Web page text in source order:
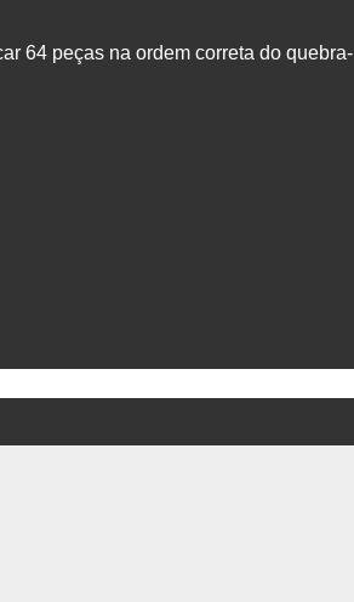
64 peças na ordem correta do quebra-